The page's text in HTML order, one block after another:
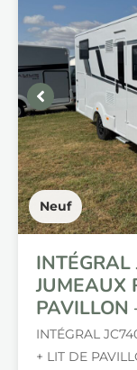
Neuf
JUMEAUX
PAVILLON
INTÉGRAL
+ LIT DE